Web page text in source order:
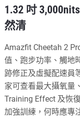
1.32 吋
然清
Amazfit Cheetah 2
值、跑步功率、觸地
跡修正及虛擬配速員
家可查看最大攝氧量
Training Effect 及恢
加強訓練，何時應專